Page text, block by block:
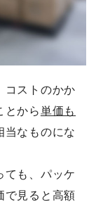
コストのかか
とから単価も
当なものにな
ても、パッケ
で見ると高額